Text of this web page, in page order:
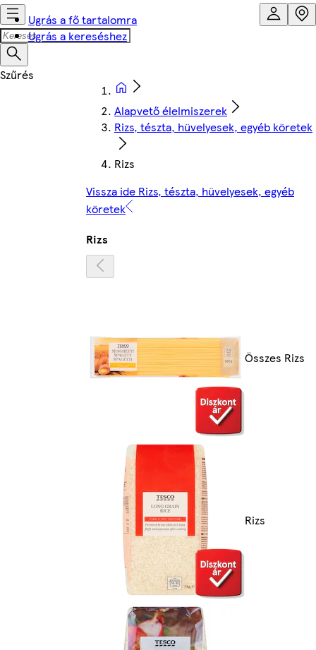
Ugrás a fő tartalomra
Ugrás a kereséshez
Alapvető élelmiszerek
Rizs, tészta, hüvelyesek, egyéb köretek
Rizs
Vissza ide Rizs, tészta, hüvelyesek, egyéb
köretek
Rizs
Összes Rizs
Rizs